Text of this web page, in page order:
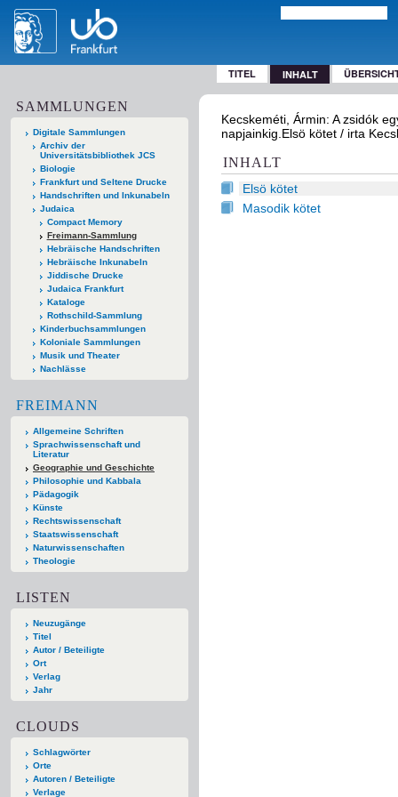
TITEL INHALT
SAMMLUNGEN
Digitale Sammlungen
Archiv der
Universitätsbibliothek JCS
Biologie
Frankfurt und Seltene Drucke
Handschriften und Inkunabeln
Judaica
Compact Memory
Freimann-Sammlung
Hebräische Handschriften
Hebräische Inkunabeln
Jiddische Drucke
Judaica Frankfurt
Kataloge
Rothschild-Sammlung
Kinderbuchsammlungen
Koloniale Sammlungen
Musik und Theater
Nachlässe
FREIMANN
Allgemeine Schriften
Sprachwissenschaft und
Literatur
Geographie und Geschichte
Philosophie und Kabbala
Pädagogik
Künste
Rechtswissenschaft
Staatswissenschaft
Naturwissenschaften
Theologie
LISTEN
Neuzugänge
Titel
Autor / Beteiligte
Ort
Verlag
Jahr
CLOUDS
Schlagwörter
Orte
Autoren / Beteiligte
Verlage
Kecskeméti, Ármin: A zsidók
napjainkig.Elsö kötet / irta
INHALT
Elsö kötet
Masodik kötet